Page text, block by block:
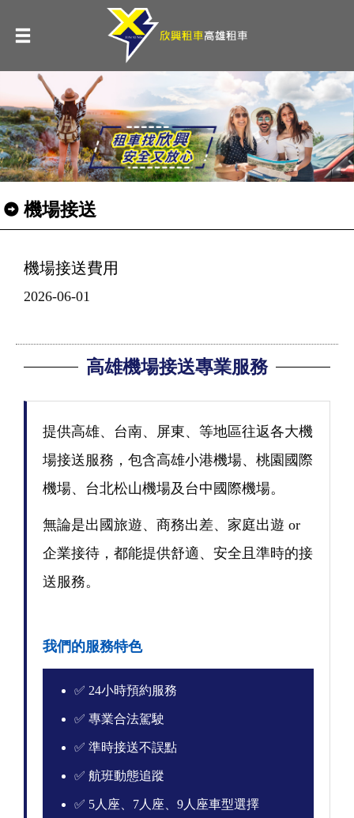
機場接送
機場接送費用
2026-06-01
高雄機場接送專業服務
提供高雄、台南、屏東、等地區往返各大機
場接送服務，包含高雄小港機場、桃園國際
機場、台北松山機場及台中國際機場。
無論是出國旅遊、商務出差、家庭出遊 or
企業接待，都能提供舒適、安全且準時的接
送服務。
我們的服務特色
✅ 24小時預約服務
✅ 專業合法駕駛
✅ 準時接送不誤點
✅ 航班動態追蹤
✅ 5人座、7人座、9人座車型選擇